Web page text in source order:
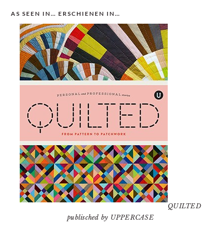
AS SEEN IN… ERSCHIENEN IN…
QUILTED
publisched by UPPERCASE